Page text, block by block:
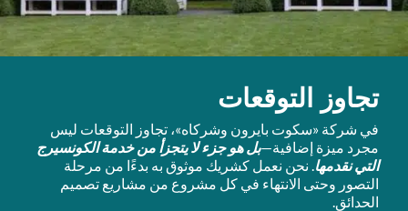
تجاوز التوقعات
في شركة «سكوت بايرون وشركاه»، تجاوز التوقعات ليس
مجرد ميزة إضافية—بل هو جزء لا يتجزأ من خدمة الكونسيرج
التي نقدمها. نحن نعمل كشريك موثوق به بدءًا من مرحلة
التصور وحتى الانتهاء في كل مشروع من مشاريع تصميم
الحدائق.